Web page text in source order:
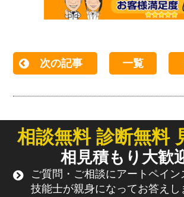
次の記事 一覧
相談無料 診断無料
相見積もり大歓
ご質問・ご相談にアートペイン
技能士が親身になってお答えし